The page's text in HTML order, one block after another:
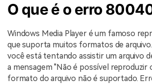
O que é o erro
Windows Media Player é um famoso
que suporta muitos formatos de
você está tentando assistir um arquivo
a mensagem "Não é possível reproduzir
formato do arquivo não é suportado.